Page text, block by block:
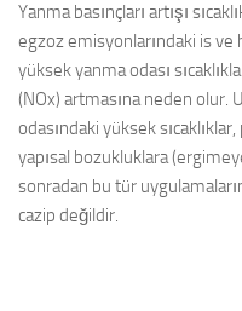
Yanma basınçları artışı
egzoz emisyonlarındaki is ve
yüksek yanma odası
(NOx) artmasına neden olur.
odasındaki yüksek
yapısal bozukluklara
sonradan bu tür
cazip değildir.